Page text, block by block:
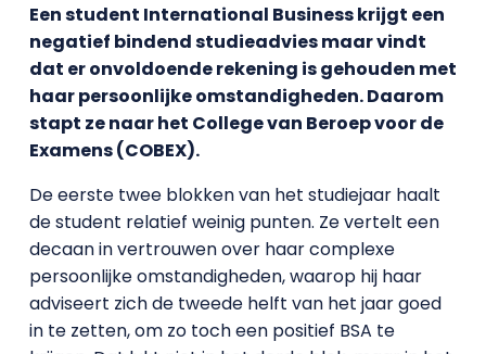
Een student International Business krijgt een
negatief bindend studieadvies maar vindt
dat er onvoldoende rekening is gehouden met
haar persoonlijke omstandigheden. Daarom
stapt ze naar het College van Beroep voor de
Examens (COBEX).
De eerste twee blokken van het studiejaar haalt
de student relatief weinig punten. Ze vertelt een
decaan in vertrouwen over haar complexe
persoonlijke omstandigheden, waarop hij haar
adviseert zich de tweede helft van het jaar goed
in te zetten, om zo toch een positief BSA te